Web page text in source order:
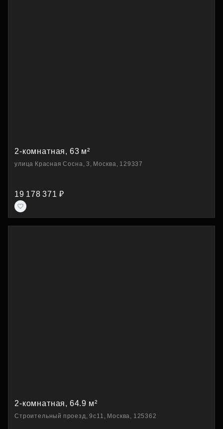
2-комнатная, 63 м²
улица Красная Сосна, 3, Москва, 129337
19 178 371 ₽
2-комнатная, 64.9 м²
Строительный проезд, 9с11, Москва, 125362